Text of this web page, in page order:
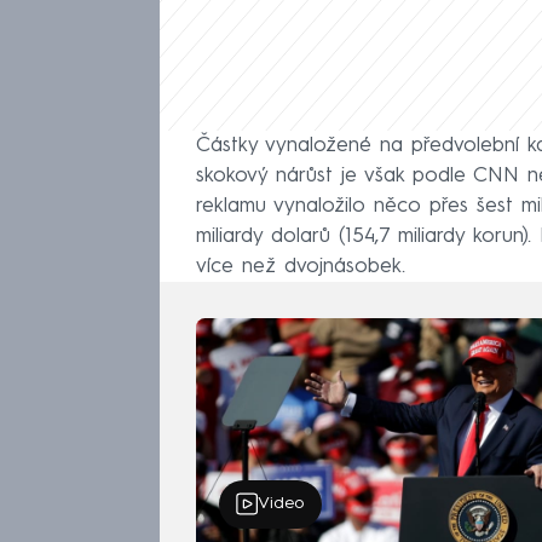
Částky vynaložené na předvolební
skokový nárůst je však podle CNN
reklamu vynaložilo něco přes šest
miliardy dolarů (154,7 miliardy
více než dvojnásobek.
Video